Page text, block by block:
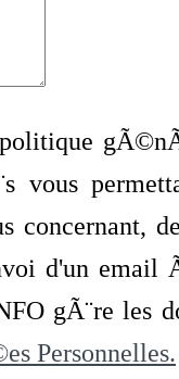
vous
concernant,
d'un
gÃ¨re les
Personnelles.